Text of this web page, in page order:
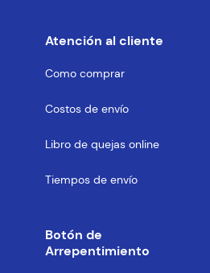
Atención al cliente
Como comprar
Costos de envío
Libro de quejas online
Tiempos de envío
Botón de
Arrepentimiento